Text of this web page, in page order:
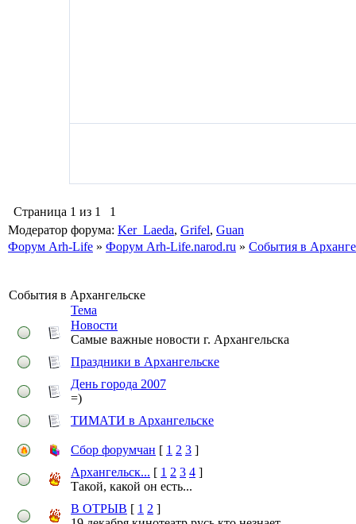
Страница 1 из 1
1
Модератор форума: Ker_Laeda, Grifel, Guan
Форум Arh-Life » Форум Arh-Life.narod.ru » События в
События в Архангельске
Тема
Новости
Самые важные новости г. Архангельска
Праздники в Архангельске
День города 2007
=)
ТИМАТИ в Архангельске
Сбор форумчан [ 1 2 3 ]
Архангельск... [ 1 2 3 4 ]
Такой, какой он есть...
В ОТРЫВ [ 1 2 ]